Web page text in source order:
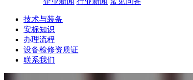
技术与装备
安标知识
办理流程
设备检修资质证
联系我们